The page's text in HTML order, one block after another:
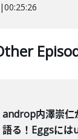
|00:25:26
androp内澤崇仁
語る！Eggsには